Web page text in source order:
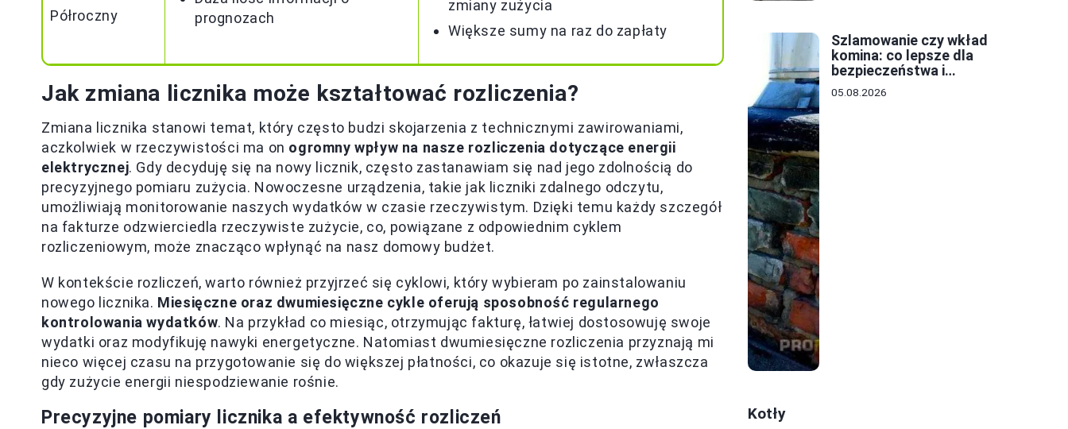
Półroczny
prognozach
zmiany zużycia
Większe sumy na raz do zapłaty
Jak zmiana licznika może kształtować rozliczenia?
Zmiana licznika stanowi temat, który często budzi skojarzenia z technicznymi zawirowaniami,
aczkolwiek w rzeczywistości ma on ogromny wpływ na nasze rozliczenia dotyczące energii
elektrycznej. Gdy decyduję się na nowy licznik, często zastanawiam się nad jego zdolnością do
precyzyjnego pomiaru zużycia. Nowoczesne urządzenia, takie jak liczniki zdalnego odczytu,
umożliwiają monitorowanie naszych wydatków w czasie rzeczywistym. Dzięki temu każdy szczegół
na fakturze odzwierciedla rzeczywiste zużycie, co, powiązane z odpowiednim cyklem
rozliczeniowym, może znacząco wpłynąć na nasz domowy budżet.
W kontekście rozliczeń, warto również przyjrzeć się cyklowi, który wybieram po zainstalowaniu
nowego licznika. Miesięczne oraz dwumiesięczne cykle oferują sposobność regularnego
kontrolowania wydatków. Na przykład co miesiąc, otrzymując fakturę, łatwiej dostosowuję swoje
wydatki oraz modyfikuję nawyki energetyczne. Natomiast dwumiesięczne rozliczenia przyznają mi
nieco więcej czasu na przygotowanie się do większej płatności, co okazuje się istotne, zwłaszcza
gdy zużycie energii niespodziewanie rośnie.
Precyzyjne pomiary licznika a efektywność rozliczeń
Szlamowanie czy wkład
komina: co lepsze dla
bezpieczeństwa i
oszczędności?
05.08.2026
Kotły